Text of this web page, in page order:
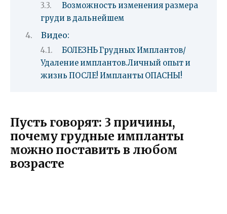
Возможность изменения размера
груди в дальнейшем
Видео:
БОЛЕЗНЬ Грудных Имплантов/
Удаление имплантов.Личный опыт и
жизнь ПОСЛЕ! Импланты ОПАСНЫ!
Пусть говорят: 3 причины,
почему грудные импланты
можно поставить в любом
возрасте